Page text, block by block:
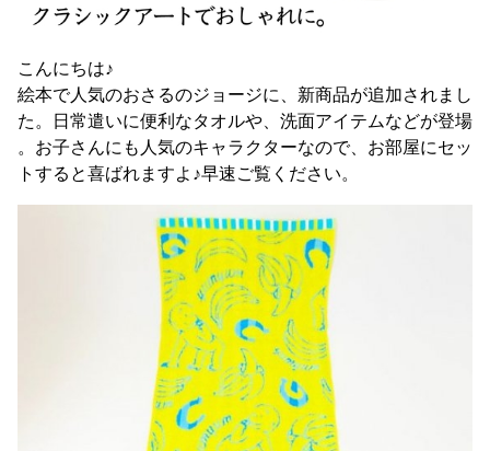
こんにちは♪
絵本で人気のおさるのジョージに、新商品が追加されまし
た。日常遣いに便利なタオルや、洗面アイテムなどが登場
。お子さんにも人気のキャラクターなので、お部屋にセッ
トすると喜ばれますよ♪早速ご覧ください。